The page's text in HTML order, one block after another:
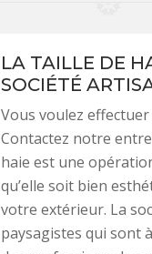
LA TAILLE DE
SOCIÉTÉ
Vous voulez
Contactez notre
haie est une
qu’elle soit bien
votre extérieur. La
paysagistes qui sont